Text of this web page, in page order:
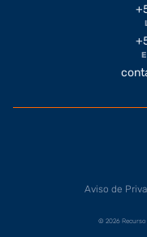
© 2026 Recurso
Aviso de